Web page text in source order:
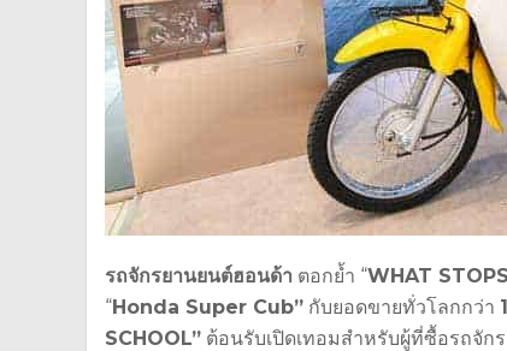
รถจักรยานยนต์ฮอนด้า ตอกย้ำ “WHAT
“Honda Super Cub” กับยอดขายทั่วโลกกว่า
SCHOOL” ต้อนรับเปิดเทอมสำหรับผู้ที่ซื้อรถจัก